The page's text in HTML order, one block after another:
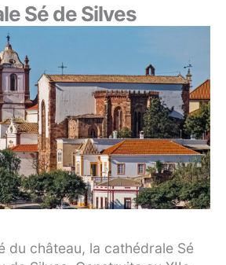
Sé de Silves
du château, la cathédrale Sé